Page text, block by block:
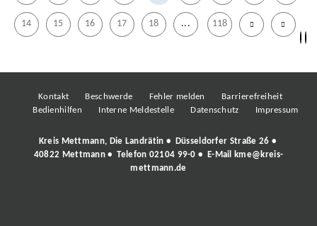
14 15 16 17 18 ... 118
Kontakt Beschwerde Fehler melden
Barrierefreiheit
Bedienhilfen
Interne Meldestelle Datenschutz Impressum
Kreis Mettmann, Die Landrätin • Düsseldorfer Straße 26 •
40822 Mettmann • Telefon 02104 99-0 • E-Mail
kme@kreis-
mettmann.de